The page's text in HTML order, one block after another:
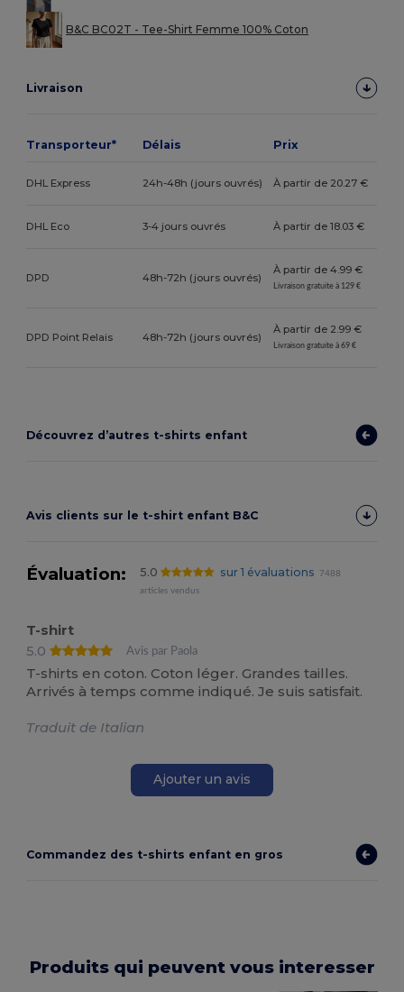
B&C BC02T - Tee-Shirt Femme 100% Coton
Livraison
Transporteur* Délais Prix
DHL Express 24h-48h (jours ouvrés) À partir de 20.27 €
DHL Eco 3-4 jours ouvrés À partir de 18.03 €
DPD 48h-72h (jours ouvrés)
À partir de 4.99 €
Livraison gratuite à 129 €
DPD Point Relais 48h-72h (jours ouvrés)
À partir de 2.99 €
Livraison gratuite à 69 €
Découvrez d’autres t-shirts enfant
Avis clients sur le t-shirt enfant B&C
Évaluation: 5.0 sur 1 évaluations
7488
articles vendus
T-shirt
5.0
Avis par Paola
T-shirts en coton. Coton léger. Grandes tailles.
Arrivés à temps comme indiqué. Je suis satisfait.
Traduit de Italian
Ajouter un avis
Commandez des t-shirts enfant en gros
Produits qui peuvent vous interesser